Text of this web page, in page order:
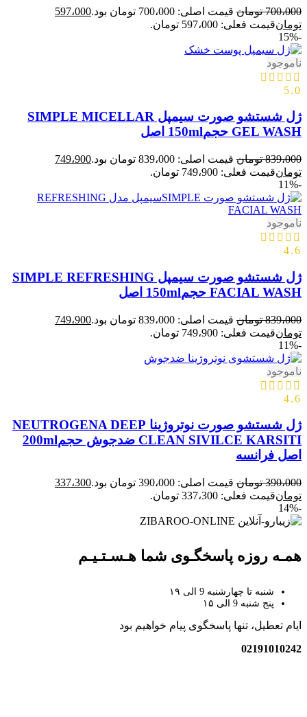
700،000 تومان قیمت اصلی: 700،000 تومان بود.
597،000
تومانقیمت فعلی: 597،000 تومان.
-15%
ناموجود
5.0
ژل شستشو صورت سیمپل SIMPLE MICELLAR
GEL WASH حجم150ml اصل
839،000 تومان قیمت اصلی: 839،000 تومان بود.
749،900
تومانقیمت فعلی: 749،900 تومان.
-11%
ناموجود
4.6
ژل شستشو صورت سیمپل SIMPLE REFRESHING
FACIAL WASH حجم150ml اصل
839،000 تومان قیمت اصلی: 839،000 تومان بود.
749،900
تومانقیمت فعلی: 749،900 تومان.
-11%
ناموجود
4.6
ژل شستشو صورت نوتروژینا NEUTROGENA DEEP
CLEAN SIVILCE KARSITI ضدجوش حجم200ml
اصل فرانسه
390،000 تومان قیمت اصلی: 390،000 تومان بود.
337،300
تومانقیمت فعلی: 337،300 تومان.
-14%
همـه روزه پاسخگـوی شما هـسـتـیـم
شنبه تا چهارشنبه 9 الی ۱۹
پنج شنبه 9 الی ۱۵
ایام تعطیل، تنها پاسخگوی پیام خواهیم بود
02191010242